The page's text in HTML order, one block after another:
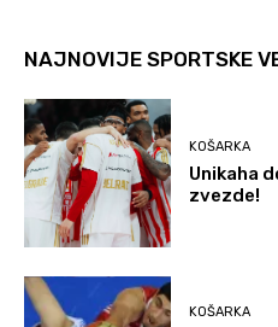
NAJNOVIJE SPORTSKE
KOŠARKA
Unikaha
zvezde!
KOŠARKA